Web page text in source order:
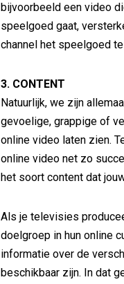
bijvoorbeeld een video
speelgoed gaat,
channel het speelgoed
3. CONTENT
Natuurlijk, we zijn
gevoelige, grappige of
online video laten zien.
online video net zo
het soort content dat
Als je televisies
doelgroep in hun online
informatie over de
beschikbaar zijn. In dat